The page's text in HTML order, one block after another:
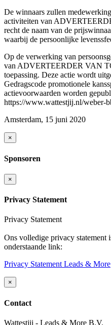
De winnaars zullen
activiteiten van
recht de naam van de
waarbij de persoonlijke
Op de verwerking van
van ADVERTEERDER VAN
toepassing. Deze actie wordt
Gedragscode promotionele
actievoorwaarden worden
https://www.wattestjij.nl/weber-
Amsterdam, 15 juni 2020
×
Sponsoren
×
Privacy Statement
Privacy Statement
Ons volledige privacy statement
onderstaande link:
Privacy Statement Leads & More
×
Contact
Wattestjij - Leads & More B.V.